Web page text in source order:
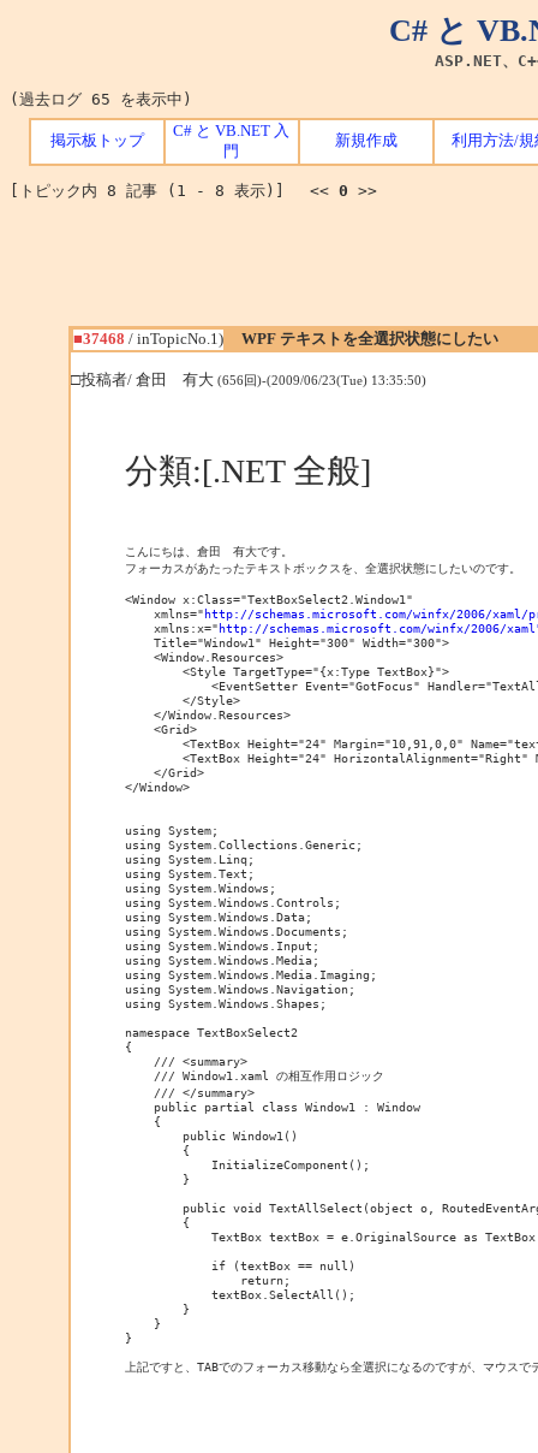
C# と
ASP.NET、
(過去ログ 65 を表示中)
掲示板トップ
C# と VB.NET 入
門
新規作成 利用方法/規
[トピック内 8 記事 (1 - 8 表示)] << 0 >>
■37468 / inTopicNo.1) WPF テキストを全選択状態にしたい
□投稿者/ 倉田 有大 (656回)-(2009/06/23(Tue) 13:35:50)
分類:[.NET 全般]
こんにちは、倉田　有大です。
フォーカスがあたったテキストボックスを、全選択状態にしたいのです。
<Window x:Class="TextBoxSelect2.Window1"
    xmlns="
http://schemas.microsoft.com/winfx/2006/xaml/
    xmlns:x="
http://schemas.microsoft.com/winfx/2006/
    Title="Window1" Height="300" Width="300">
    <Window.Resources>
        <Style TargetType="{x:Type TextBox}">
<EventSetter Event="GotFocus"
        </Style>
    </Window.Resources>
    <Grid>
<TextBox Height="24" Margin="10,91,0,0"
<TextBox Height="24"
    </Grid>
</Window>
using System;
using System.Collections.Generic;
using System.Linq;
using System.Text;
using System.Windows;
using System.Windows.Controls;
using System.Windows.Data;
using System.Windows.Documents;
using System.Windows.Input;
using System.Windows.Media;
using System.Windows.Media.Imaging;
using System.Windows.Navigation;
using System.Windows.Shapes;
namespace TextBoxSelect2
{
    /// <summary>
    /// Window1.xaml の相互作用ロジック
    /// </summary>
    public partial class Window1 : Window
    {
        public Window1()
        {
            InitializeComponent();
        }
public void TextAllSelect(object o,
        {
TextBox textBox = e.OriginalSource as
            if (textBox == null)
                return;
            textBox.SelectAll();
        }
    }
}
上記ですと、TABでのフォーカス移動なら全選択になるのですが、マウス